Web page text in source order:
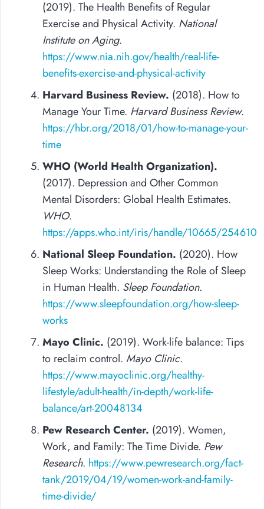
(2019). The Health Benefits of Regular
Exercise and Physical Activity. National
Institute on Aging.
https://www.nia.nih.gov/health/real-life-
benefits-exercise-and-physical-activity
Harvard Business Review. (2018). How to
Manage Your Time. Harvard Business Review.
https://hbr.org/2018/01/how-to-manage-your-
time
WHO (World Health Organization).
(2017). Depression and Other Common
Mental Disorders: Global Health Estimates.
WHO.
https://apps.who.int/iris/handle/10665/254610
National Sleep Foundation. (2020). How
Sleep Works: Understanding the Role of Sleep
in Human Health. Sleep Foundation.
https://www.sleepfoundation.org/how-sleep-
works
Mayo Clinic. (2019). Work-life balance: Tips
to reclaim control. Mayo Clinic.
https://www.mayoclinic.org/healthy-
lifestyle/adult-health/in-depth/work-life-
balance/art-20048134
Pew Research Center. (2019). Women,
Work, and Family: The Time Divide. Pew
Research. https://www.pewresearch.org/fact-
tank/2019/04/19/women-work-and-family-
time-divide/